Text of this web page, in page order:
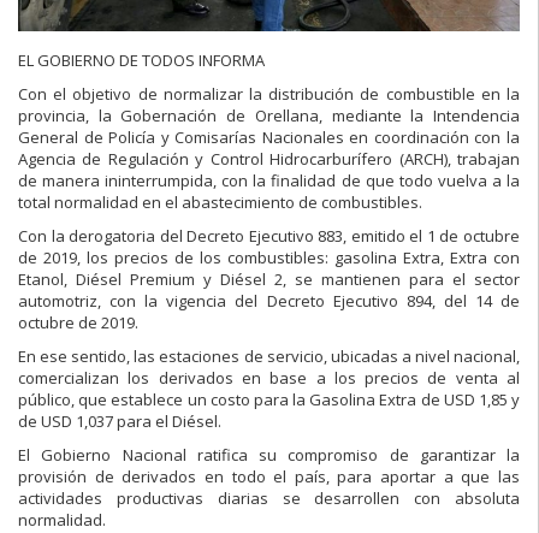
EL GOBIERNO DE TODOS INFORMA
Con el objetivo de normalizar la distribución de combustible en la
provincia, la Gobernación de Orellana, mediante la Intendencia
General de Policía y Comisarías Nacionales en coordinación con la
Agencia de Regulación y Control Hidrocarburífero (ARCH), trabajan
de manera ininterrumpida, con la finalidad de que todo vuelva a la
total normalidad en el abastecimiento de combustibles.
Con la derogatoria del Decreto Ejecutivo 883, emitido el 1 de octubre
de 2019, los precios de los combustibles: gasolina Extra, Extra con
Etanol, Diésel Premium y Diésel 2, se mantienen para el sector
automotriz, con la vigencia del Decreto Ejecutivo 894, del 14 de
octubre de 2019.
En ese sentido, las estaciones de servicio, ubicadas a nivel nacional,
comercializan los derivados en base a los precios de venta al
público, que establece un costo para la Gasolina Extra de USD 1,85 y
de USD 1,037 para el Diésel.
El Gobierno Nacional ratifica su compromiso de garantizar la
provisión de derivados en todo el país, para aportar a que las
actividades productivas diarias se desarrollen con absoluta
normalidad.